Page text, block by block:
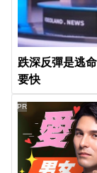
跌深反彈是逃
要快
PR